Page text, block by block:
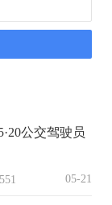
公交驾驶员
05-21